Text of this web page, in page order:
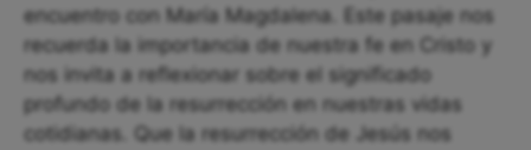
encuentro con María Magdalena. Este pasaje nos
recuerda la importancia de nuestra fe en Cristo y
nos invita a reflexionar sobre el significado
profundo de la resurrección en nuestras vidas
cotidianas. Que la resurrección de Jesús nos